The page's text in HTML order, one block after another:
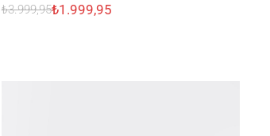
₺3.999,95₺1.999,95